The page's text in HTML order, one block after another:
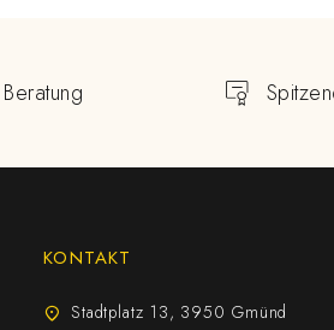
KONTAKT
Stadtplatz 13, 3950 Gmünd